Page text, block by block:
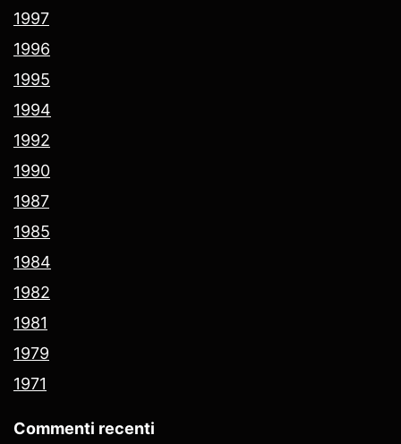
1997
1996
1995
1994
1992
1990
1987
1985
1984
1982
1981
1979
1971
Commenti recenti